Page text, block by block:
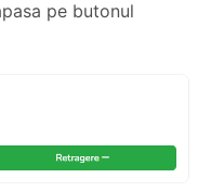
pe butonul